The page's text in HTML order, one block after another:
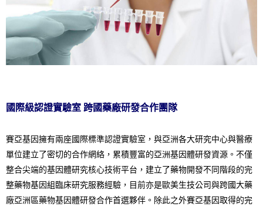
國際級認證實驗室 跨國藥廠研發合作團隊
賽亞基因擁有兩座國際標準認證實驗室，與亞洲各大研究中心與醫療
單位建立了密切的合作網絡，累積豐富的亞洲基因體研發資源。不僅
整合尖端的基因體研究核心技術平台，建立了藥物開發不同階段的完
整藥物基因組臨床研究服務經驗，目前亦是歐美生技公司與跨國大藥
廠亞洲區藥物基因體研發合作首選夥伴。除此之外賽亞基因取得的完